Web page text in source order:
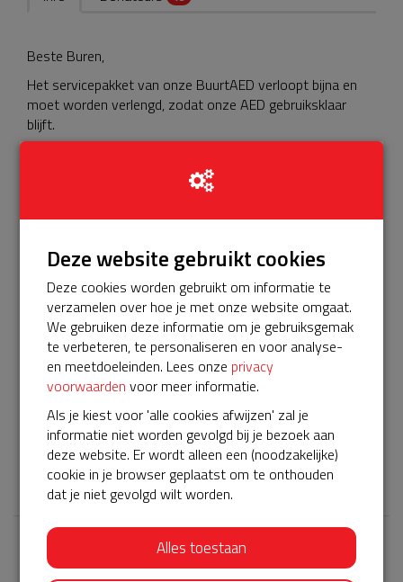
Beste Buren,
Het servicepakket van onze BuurtAED verloopt bijna en
moet worden verlengd, zodat onze AED gebruiksklaar
blijft.
beheerder. Er staat een bericht hierover op
Votulast facebookpagina en
inzetbaar blijft.
Voor algemene vragen:
https://www.buurtaed.nl/veelgestelde-vragen
Voor informatie over het beheer van het apparaat:
https://hartslagnu.nl/aed/aed-beheer/
Groet, Nesrin Oner
n.oner@live.nl
𝕏
Laatste donaties
Deze website gebruikt cookies
Deze cookies worden gebruikt om informatie te
verzamelen over hoe je met onze website omgaat.
We gebruiken deze informatie om je gebruiksgemak
te verbeteren, te personaliseren en voor analyse-
en meetdoeleinden. Lees onze privacy
voorwaarden voor meer informatie.
Als je kiest voor 'alle cookies afwijzen' zal je
informatie niet worden gevolgd bij je bezoek aan
deze website. Er wordt alleen een (noodzakelijke)
cookie in je browser geplaatst om te onthouden
dat je niet gevolgd wilt worden.
Alles toestaan